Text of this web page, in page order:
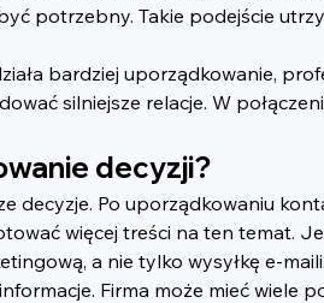
potrzebny. Takie podejście
bardziej uporządkowanie,
silniejsze relacje. W
decyzji?
decyzje. Po uporządkowaniu
więcej treści na ten temat.
a nie tylko wysyłkę e-maili.
Firma może mieć